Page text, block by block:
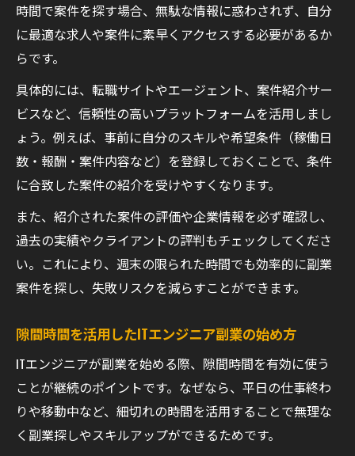
時間で案件を探す場合、無駄な情報に惑わされず、自分
に最適な求人や案件に素早くアクセスする必要があるか
らです。
具体的には、転職サイトやエージェント、案件紹介サー
ビスなど、信頼性の高いプラットフォームを活用しまし
ょう。例えば、事前に自分のスキルや希望条件（稼働日
数・報酬・案件内容など）を登録しておくことで、条件
に合致した案件の紹介を受けやすくなります。
また、紹介された案件の評価や企業情報を必ず確認し、
過去の実績やクライアントの評判もチェックしてくださ
い。これにより、週末の限られた時間でも効率的に副業
案件を探し、失敗リスクを減らすことができます。
隙間時間を活用したITエンジニア副業の始め方
ITエンジニアが副業を始める際、隙間時間を有効に使う
ことが継続のポイントです。なぜなら、平日の仕事終わ
りや移動中など、細切れの時間を活用することで無理な
く副業探しやスキルアップができるためです。